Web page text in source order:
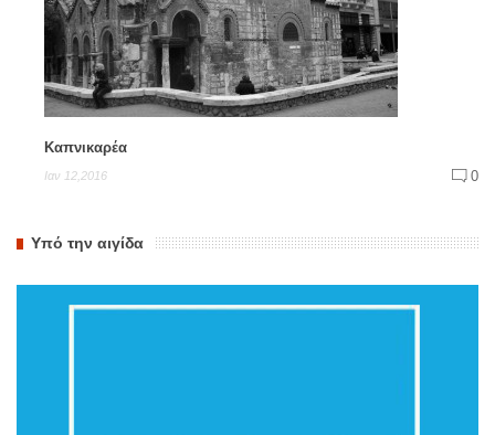
Καπνικαρέα
Ιαν 12,2016 0
Υπό την αιγίδα